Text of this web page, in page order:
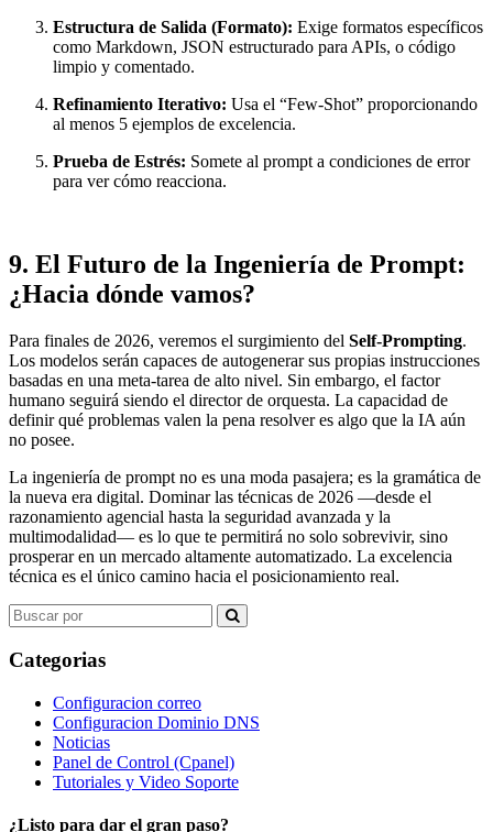
Estructura de Salida (Formato): Exige formatos específicos
como Markdown, JSON estructurado para APIs, o código
limpio y comentado.
Refinamiento Iterativo: Usa el “Few-Shot” proporcionando
al menos 5 ejemplos de excelencia.
Prueba de Estrés: Somete al prompt a condiciones de error
para ver cómo reacciona.
9. El Futuro de la Ingeniería de Prompt:
¿Hacia dónde vamos?
Para finales de 2026, veremos el surgimiento del Self-Prompting.
Los modelos serán capaces de autogenerar sus propias instrucciones
basadas en una meta-tarea de alto nivel. Sin embargo, el factor
humano seguirá siendo el director de orquesta. La capacidad de
definir qué problemas valen la pena resolver es algo que la IA aún
no posee.
La ingeniería de prompt no es una moda pasajera; es la gramática de
la nueva era digital. Dominar las técnicas de 2026 —desde el
razonamiento agencial hasta la seguridad avanzada y la
multimodalidad— es lo que te permitirá no solo sobrevivir, sino
prosperar en un mercado altamente automatizado. La excelencia
técnica es el único camino hacia el posicionamiento real.
Search
for:
Categorias
Configuracion correo
Configuracion Dominio DNS
Noticias
Panel de Control (Cpanel)
Tutoriales y Video Soporte
¿Listo para dar el gran paso?